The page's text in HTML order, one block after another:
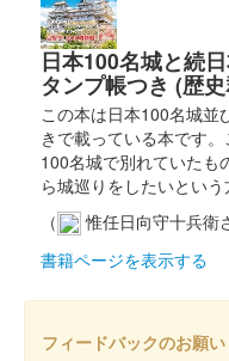
日本100名城と続
タンプ帳つき (歴
この本は日本100名城並
きで載っている本です
100名城で別れていたも
ら城巡りをしたいという
（
惟任日向守十兵衛
書籍ページを表示する
フィードバックのお願い